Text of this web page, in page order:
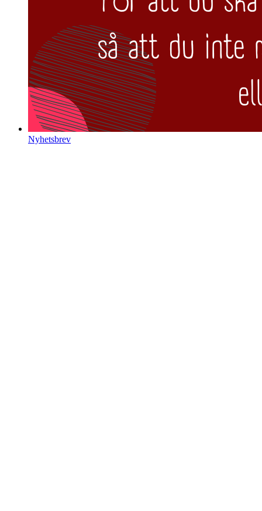
Nyhetsbrev